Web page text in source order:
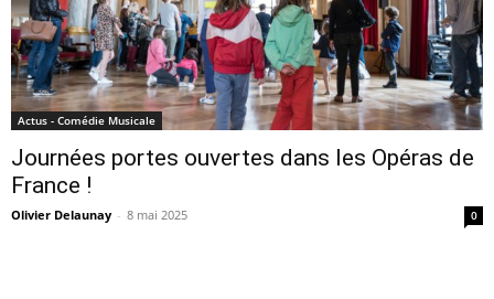
Actus - Comédie Musicale
Journées portes ouvertes dans les Opéras de
France !
Olivier Delaunay - 8 mai 2025 0